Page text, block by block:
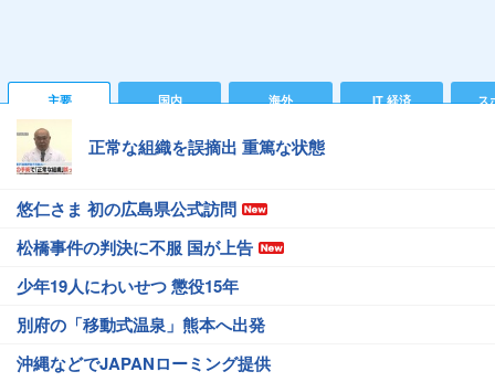
主要 国内 海外 IT 経済 ス
正常な組織を誤摘出 重篤な状態
悠仁さま 初の広島県公式訪問
松橋事件の判決に不服 国が上告
少年19人にわいせつ 懲役15年
別府の「移動式温泉」熊本へ出発
沖縄などでJAPANローミング提供